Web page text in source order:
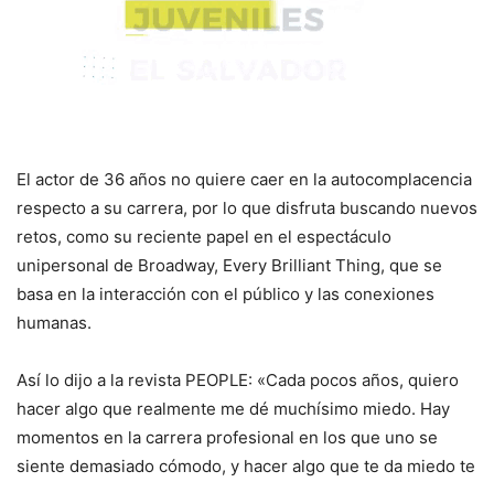
El actor de 36 años no quiere caer en la autocomplacencia
respecto a su carrera, por lo que disfruta buscando nuevos
retos, como su reciente papel en el espectáculo
unipersonal de Broadway, Every Brilliant Thing, que se
basa en la interacción con el público y las conexiones
humanas.
Así lo dijo a la revista PEOPLE: «Cada pocos años, quiero
hacer algo que realmente me dé muchísimo miedo. Hay
momentos en la carrera profesional en los que uno se
siente demasiado cómodo, y hacer algo que te da miedo te